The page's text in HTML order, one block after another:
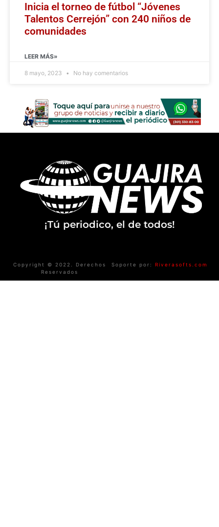
Inicia el torneo de fútbol “Jóvenes
Talentos Cerrejón” con 240 niños de
comunidades
LEER MÁS»
8 mayo, 2023 No hay comentarios
¡Tú periodico, el de todos!
Copyright © 2022. Derechos
Reservados
Soporte por: Riverasofts.com